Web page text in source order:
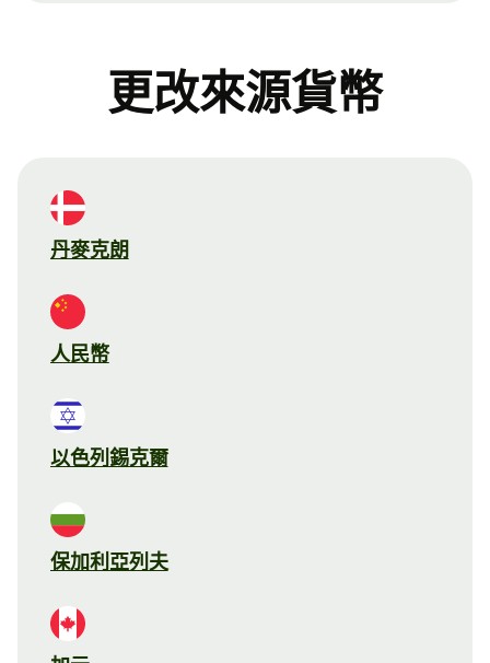
更改來源貨幣
丹麥克朗
人民幣
以色列錫克爾
保加利亞列夫